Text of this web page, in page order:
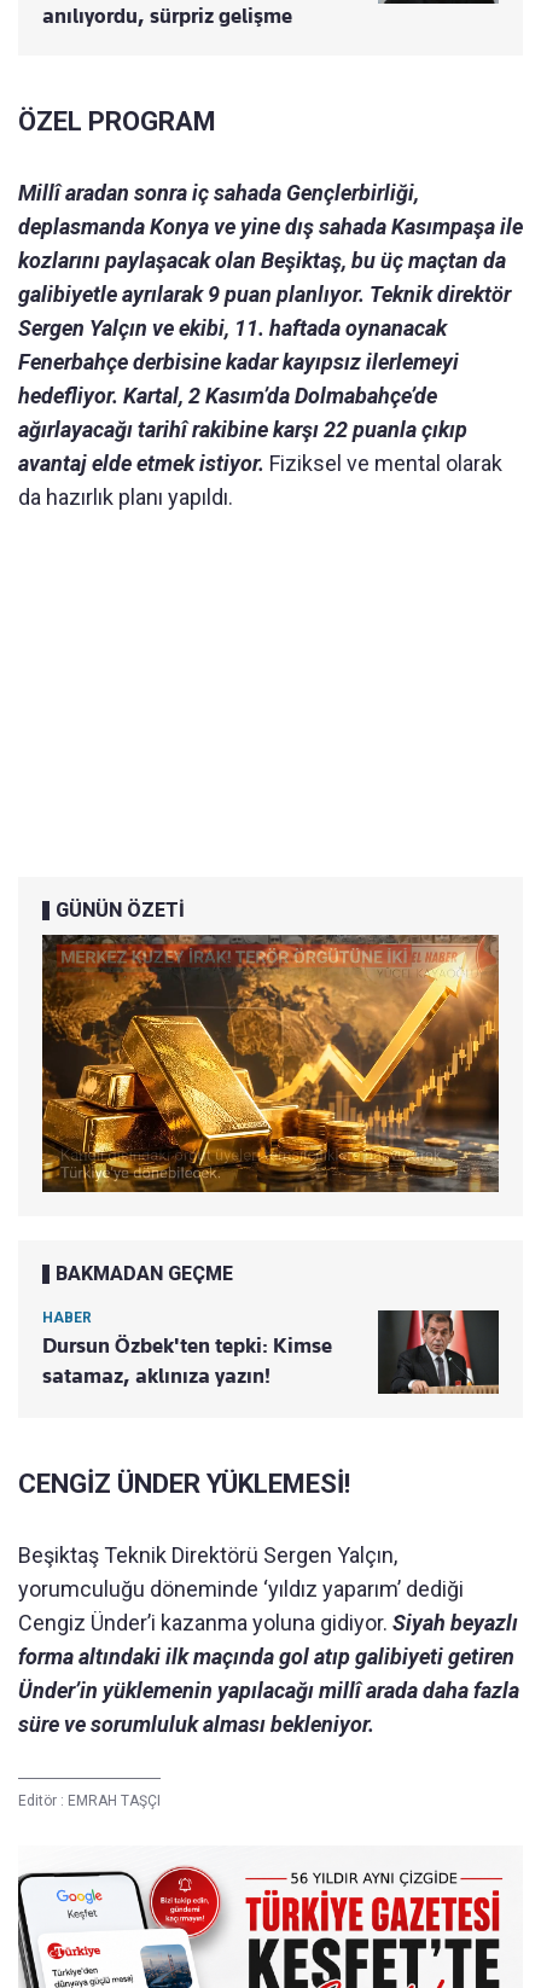
anılıyordu, sürpriz gelişme
ÖZEL PROGRAM
Millî aradan sonra iç sahada Gençlerbirliği,
deplasmanda Konya ve yine dış sahada Kasımpaşa ile
kozlarını paylaşacak olan Beşiktaş, bu üç maçtan da
galibiyetle ayrılarak 9 puan planlıyor. Teknik direktör
Sergen Yalçın ve ekibi, 11. haftada oynanacak
Fenerbahçe derbisine kadar kayıpsız ilerlemeyi
hedefliyor. Kartal, 2 Kasım’da Dolmabahçe’de
ağırlayacağı tarihî rakibine karşı 22 puanla çıkıp
avantaj elde etmek istiyor. Fiziksel ve mental olarak
da hazırlık planı yapıldı.
GÜNÜN ÖZETİ
BAKMADAN GEÇME
HABER
Dursun Özbek'ten tepki: Kimse
satamaz, aklınıza yazın!
CENGİZ ÜNDER YÜKLEMESİ!
Beşiktaş Teknik Direktörü Sergen Yalçın,
yorumculuğu döneminde ‘yıldız yaparım’ dediği
Cengiz Ünder’i kazanma yoluna gidiyor. Siyah beyazlı
forma altındaki ilk maçında gol atıp galibiyeti getiren
Ünder’in yüklemenin yapılacağı millî arada daha fazla
süre ve sorumluluk alması bekleniyor.
Editör : EMRAH TAŞÇI